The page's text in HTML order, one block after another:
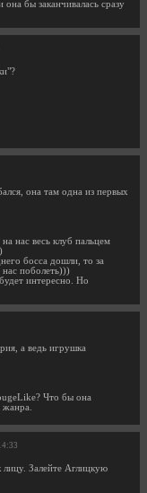
она бы заканчивалась сразу
она там одна из первых
нас весь клуб пальцем
босса дошли, то за
нас поболеть)))
интересно. Но
а ведь игрушка
Что бы она
лицу. Залейте Аглицкую